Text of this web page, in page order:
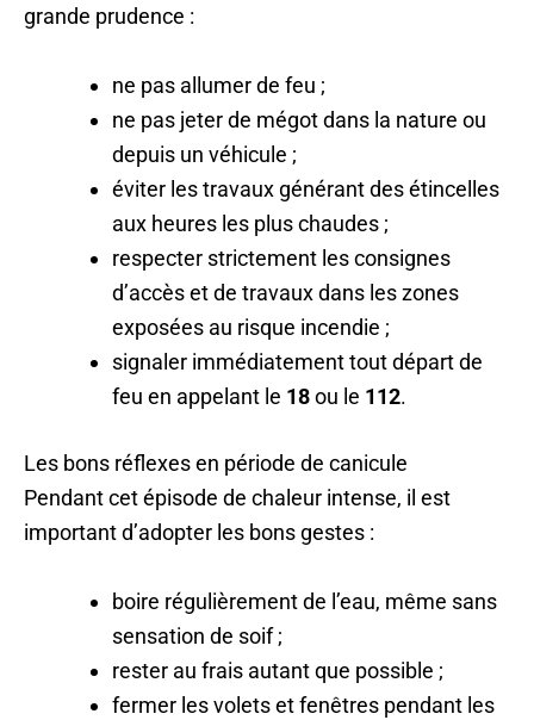
grande prudence :
ne pas allumer de feu ;
ne pas jeter de mégot dans la nature ou
depuis un véhicule ;
éviter les travaux générant des étincelles
aux heures les plus chaudes ;
respecter strictement les consignes
d’accès et de travaux dans les zones
exposées au risque incendie ;
signaler immédiatement tout départ de
feu en appelant le 18ou le 112.
Les bons réflexes en période de canicule
Pendant cet épisode de chaleur intense, il est
important d’adopter les bons gestes :
boire régulièrement de l’eau, même sans
sensation de soif ;
rester au frais autant que possible ;
fermer les volets et fenêtres pendant les